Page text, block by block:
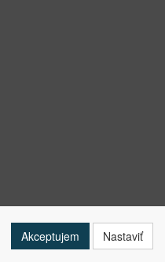
Akceptujem Nastaviť